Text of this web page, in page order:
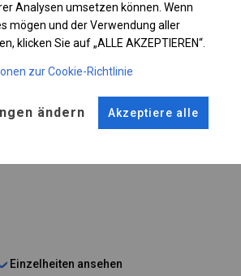
ANSCHLÜSSE
Einzelheiten ansehen
Analysen umsetzen können. Wenn
mögen und der Verwendung aller
klicken Sie auf „ALLE AKZEPTIEREN“.
zur Cookie-Richtlinie
ändern Akzeptiere alle